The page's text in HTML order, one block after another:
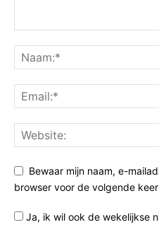
Bewaar mijn naam, e-
browser voor de volgende
Ja, ik wil ook de wekelijkse